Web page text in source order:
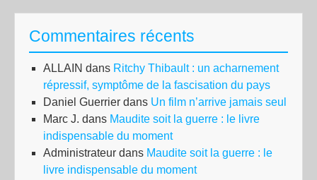
Commentaires récents
ALLAIN dans Ritchy Thibault : un acharnement
répressif, symptôme de la fascisation du pays
Daniel Guerrier dans Un film n’arrive jamais seul
Marc J. dans Maudite soit la guerre : le livre
indispensable du moment
Administrateur dans Maudite soit la guerre : le
livre indispensable du moment